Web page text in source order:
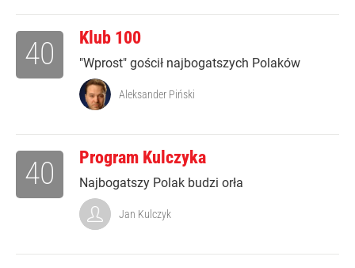
Klub 100
"Wprost" gościł najbogatszych Polaków
40
Aleksander Piński
Program Kulczyka
Najbogatszy Polak budzi orła
40
Jan Kulczyk